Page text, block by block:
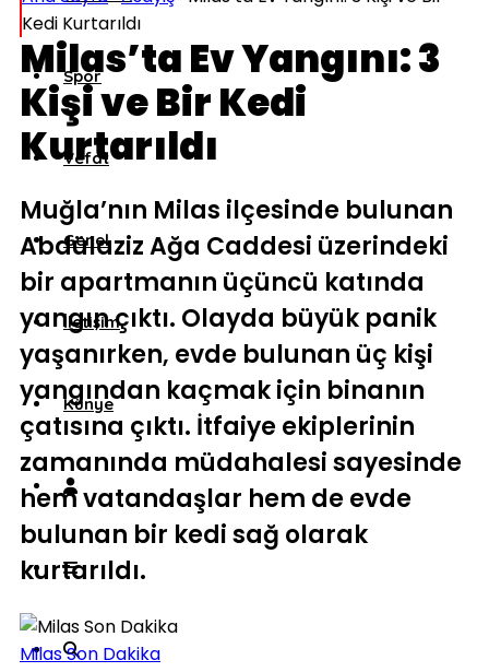
Spor
Vefat
Genel
İletişim
Künye
Kedi Kurtarıldı
Milas’ta Ev Yangını: 3
Kişi ve Bir Kedi
Kurtarıldı
Muğla’nın Milas ilçesinde bulunan
Abdülaziz Ağa Caddesi üzerindeki
bir apartmanın üçüncü katında
yangın çıktı. Olayda büyük panik
yaşanırken, evde bulunan üç kişi
yangından kaçmak için binanın
çatısına çıktı. İtfaiye ekiplerinin
zamanında müdahalesi sayesinde
hem vatandaşlar hem de evde
bulunan bir kedi sağ olarak
kurtarıldı.
Milas Son Dakika